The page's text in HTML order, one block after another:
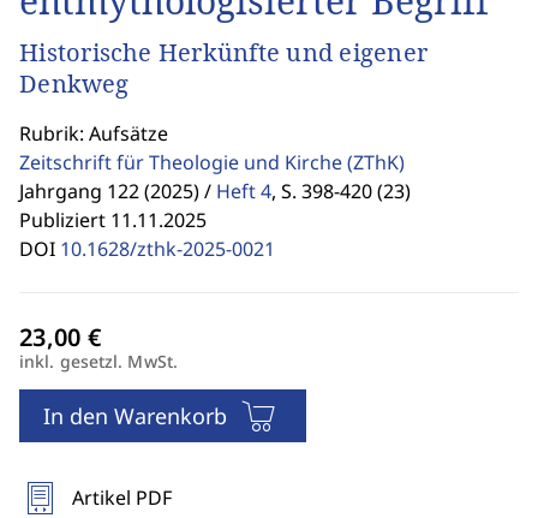
Historische Herkünfte und eigener
Denkweg
Rubrik: Aufsätze
Zeitschrift für Theologie und Kirche(ZThK)
Jahrgang 122 (2025) / Heft 4, S. 398-420 (23)
Publiziert 11.11.2025
DOI 10.1628/zthk-2025-0021
inkl. gesetzl. MwSt.
In den Warenkorb
Artikel PDF